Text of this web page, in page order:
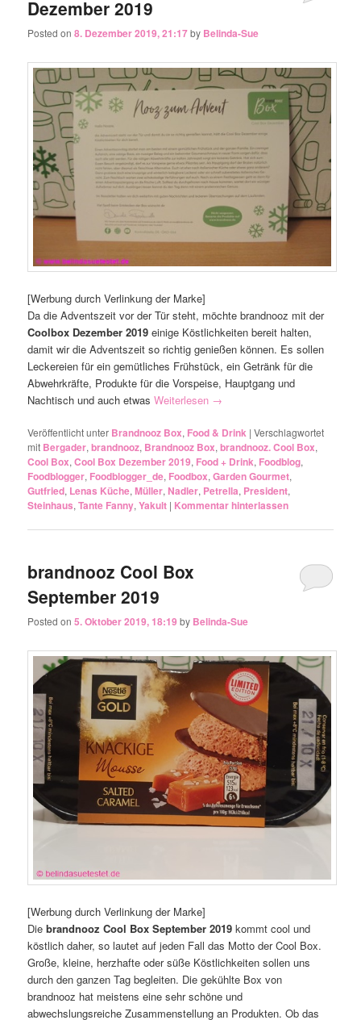
Dezember 2019
Posted on8. Dezember 2019, 21:17by Belinda-Sue
[Werbung durch Verlinkung der Marke]
Da die Adventszeit vor der Tür steht, möchte brandnooz mit der
Coolbox Dezember 2019 einige Köstlichkeiten bereit halten,
damit wir die Adventszeit so richtig genießen können. Es sollen
Leckereien für ein gemütliches Frühstück, ein Getränk für die
Abwehrkräfte, Produkte für die Vorspeise, Hauptgang und
Nachtisch und auch etwasWeiterlesen →
Veröffentlicht unter Brandnooz Box, Food & Drink |Verschlagwortet
mit Bergader,brandnooz, Brandnooz Box,brandnooz. Cool Box,
Cool Box,Cool Box Dezember 2019, Food + Drink, Foodblog,
Foodblogger, Foodblogger_de, Foodbox,Garden Gourmet,
Gutfried, Lenas Küche,Müller,Nadler, Petrella, President,
Steinhaus,Tante Fanny,Yakult | Kommentar hinterlassen
brandnooz Cool Box
September 2019
Posted on5. Oktober 2019, 18:19 by Belinda-Sue
[Werbung durch Verlinkung der Marke]
Diebrandnooz Cool Box September 2019 kommt cool und
köstlich daher, so lautet auf jeden Fall das Motto der Cool Box.
Große, kleine, herzhafte oder süße Köstlichkeiten sollen uns
durch den ganzen Tag begleiten. Die gekühlte Box von
brandnooz hat meistens eine sehr schöne und
abwechslungsreiche Zusammenstellung an Produkten. Ob das